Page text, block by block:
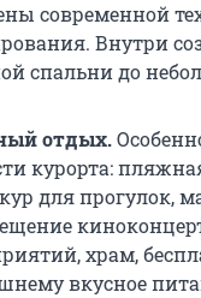
современной
Внутри
спальни до
отдых.
курорта:
для прогулок,
храм,
вкусное